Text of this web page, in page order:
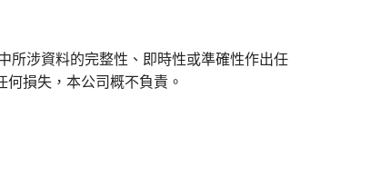
所涉資料的完整性、即時性或準確性作出任
損失，本公司概不負責。